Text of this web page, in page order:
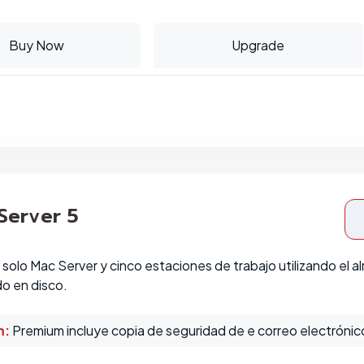
Buy Now Upgrade
5
Mac Server y cinco estaciones de trabajo utilizando el
en disco.
Premium incluye copia de seguridad de e correo